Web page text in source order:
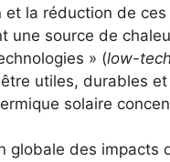
et la réduction de
une source de
» (low-tech
utiles, durables
solaire
globale des